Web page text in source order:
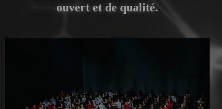
ouvert et de qualité.